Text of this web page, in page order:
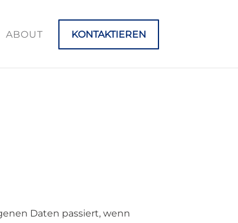
ABOUT KONTAKTIEREN
Daten passiert, wenn